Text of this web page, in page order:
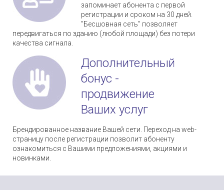
запоминает абонента с первой
регистрации и сроком на 30 дней.
"Бесшовная сеть" позволяет
передвигаться по зданию (любой площади) без потери
качества сигнала.
Дополнительный
бонус -
продвижение
Ваших услуг
Брендированное название Вашей сети. Переход на web-
страницу после регистрации позволит абоненту
ознакомиться с Вашими предложениями, акциями и
новинками.